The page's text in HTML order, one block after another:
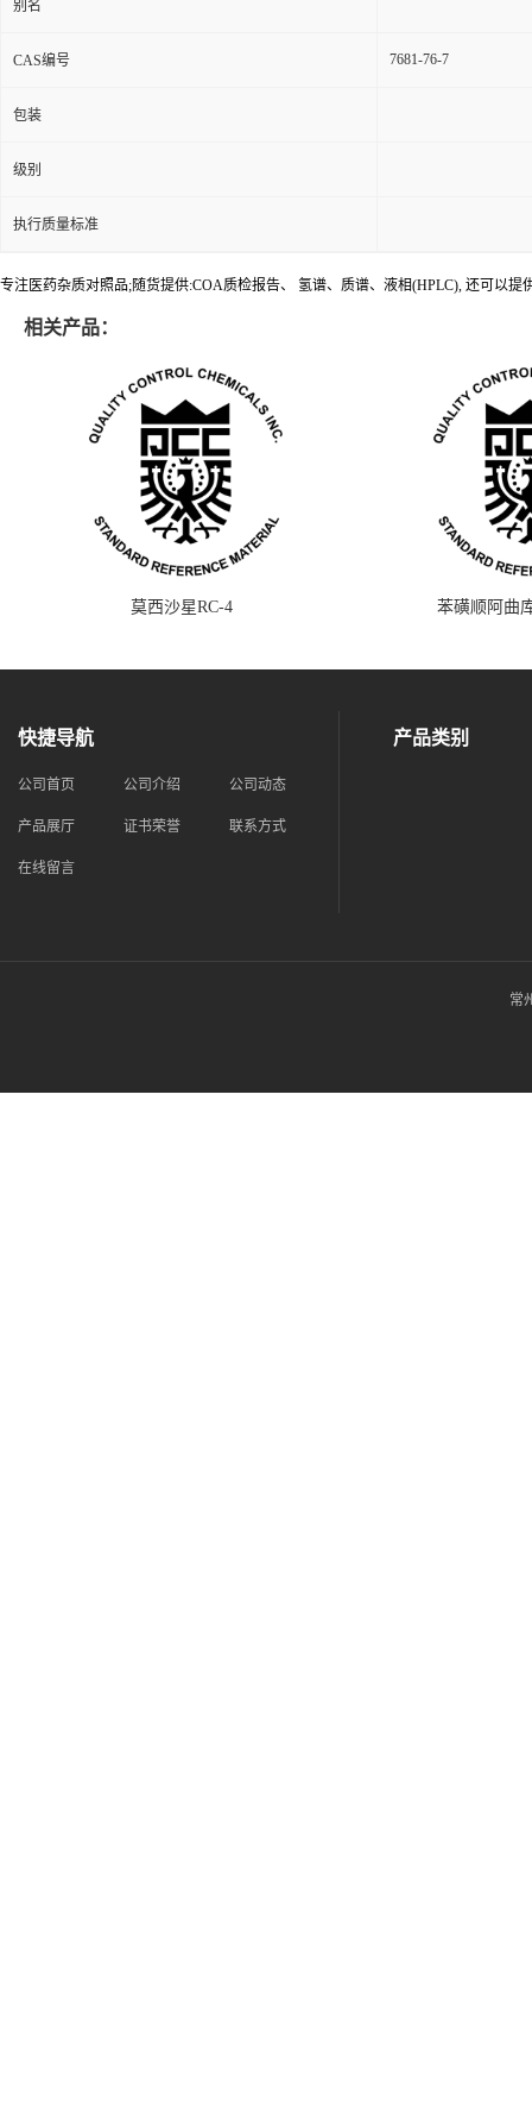
别名
CAS编号 7681-76-7
包装
级别
执行质量标准
专注医药杂质对照品;随货提供:COA质检报告、 氢谱、质谱、液相(HPLC), 还可以
相关产品：
莫西沙星RC-4 苯磺顺阿曲
快捷导航
公司首页 公司介绍 公司动态
产品展厅 证书荣誉 联系方式
在线留言
产品类别
常